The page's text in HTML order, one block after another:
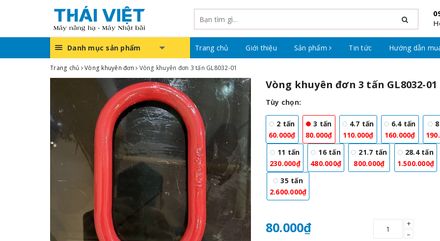
Danh mục sản phẩm Trang chủ Giới thiệu Sản phẩm Tin tức Hướng dẫn
Trang chủ Vòng khuyên đơn Vòng khuyên đơn 3 tấn GL8032-01
Vòng khuyên đơn 3 tấn GL8032-01
Tùy chọn:
2 tấn
60.000₫
3 tấn
80.000₫
4.7 tấn
110.000₫
6.4 tấn
160.000₫
11 tấn
230.000₫
16 tấn
480.000₫
21.7 tấn
800.000₫
28.4 tấn
1.500.000₫
35 tấn
2.600.000₫
80.000₫
+
–